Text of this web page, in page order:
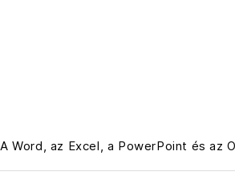
A Word, az Excel, a PowerPoint és az